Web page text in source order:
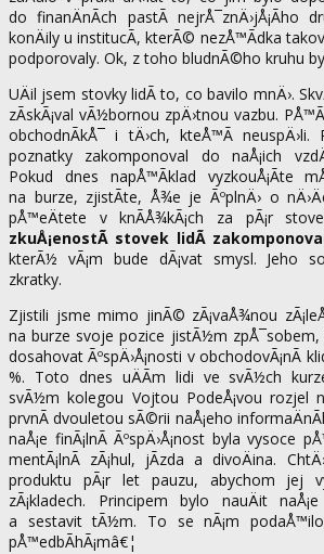
do finanÄnÃ­ch pastÃ­ nejrÅ¯znÄ›jÅ¡Ã­ho
konÄily u institucÃ­, kterÃ© nezÅ™Ã­dka
podporovaly. Ok, z toho bludnÃ©ho kruhu
UÄil jsem stovky lidÃ­ to, co bavilo mnÄ›.
zÃ­skÃ¡val vÃ½bornou zpÄ›tnou vazbu.
obchodnÃ­kÅ¯ i tÄ›ch, kteÅ™Ã­ neuspÄ›li.
poznatky zakomponoval do naÅ¡ich
Pokud dnes napÅ™Ã­klad vyzkouÅ¡Ã­te
na burze, zjistÃ­te, Å¾e je ÃºplnÄ› o
pÅ™eÄtete v knÃ­Å¾kÃ¡ch za pÃ¡r
zkuÅ¡enostÃ­ stovek lidÃ­
kterÃ½ vÃ¡m bude dÃ¡vat smysl. Jeho
zkratky.
Zjistili jsme mimo jinÃ© zÃ¡vaÅ¾nou
na burze svoje pozice jistÃ½m
dosahovat ÃºspÄ›Å¡nosti v obchodovÃ¡nÃ­
%. Toto dnes uÄÃ­m lidi ve svÃ½ch
svÃ½m kolegou Vojtou PodeÅ¡vou rozjel
prvnÃ­ dvouletou sÃ©rii naÅ¡eho
naÅ¡e finÃ¡lnÃ­ ÃºspÄ›Å¡nost byla vysoce
mentÃ¡lnÃ­ zÃ¡hul, jÃ­zda a divoÄina.
produktu pÃ¡r let pauzu, abychom jej
zÃ¡kladech. Principem bylo nauÄit
a sestavit tÃ½m. To se nÃ¡m
pÅ™edbÃ­hÃ¡mâ€¦